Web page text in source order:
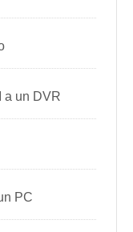
a un DVR
PC